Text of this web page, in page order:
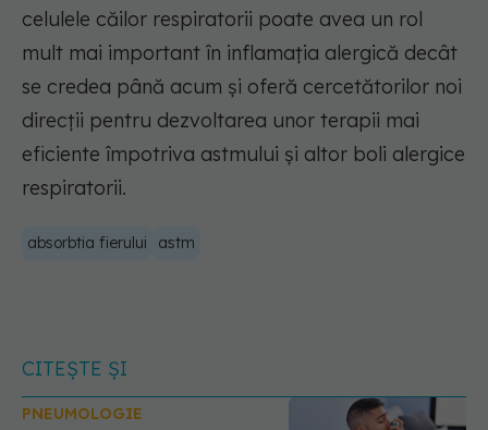
celulele căilor respiratorii poate avea un rol
mult mai important în inflamația alergică decât
se credea până acum și oferă cercetătorilor noi
direcții pentru dezvoltarea unor terapii mai
eficiente împotriva astmului și altor boli alergice
respiratorii.
absorbtia fierului astm
CITEȘTE ȘI
PNEUMOLOGIE